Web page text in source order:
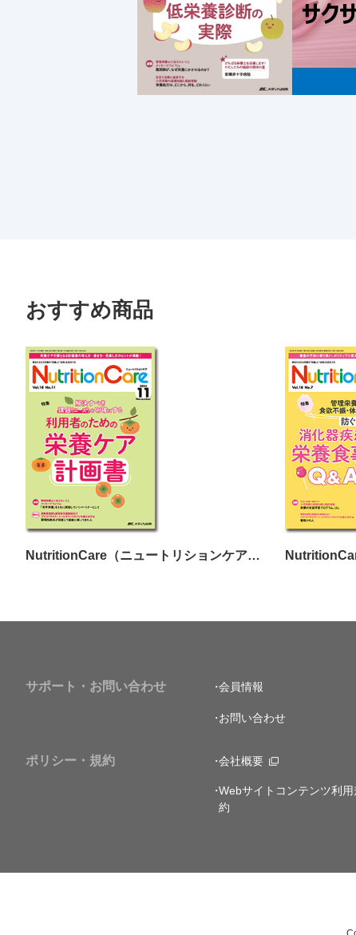
おすすめ商品
NutritionCare（ニュートリションケア）2025年11月号
サポート・お問い合わせ 会員情報
お問い合わせ
ポリシー・規約 会社概要
Webサイトコンテンツ利用
約